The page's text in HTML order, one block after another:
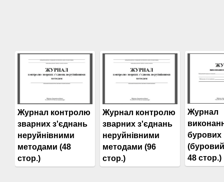
Журнал контролю
зварних з'єднань
неруйнівними
методами (48
стор.)
Журнал контролю
зварних з'єднань
неруйнівними
методами (96
стор.)
Журнал
бурових
48 стор.)